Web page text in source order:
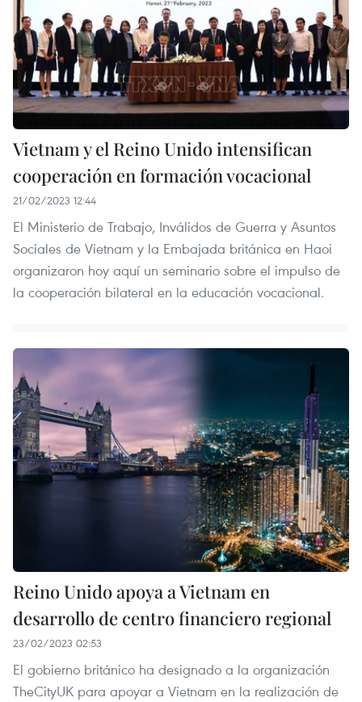
Vietnam y el Reino Unido intensifican
cooperación en formación vocacional
21/02/2023 12:44
El Ministerio de Trabajo, Inválidos de Guerra y Asuntos
Sociales de Vietnam y la Embajada británica en Haoi
organizaron hoy aquí un seminario sobre el impulso de
la cooperación bilateral en la educación vocacional.
Reino Unido apoya a Vietnam en
desarrollo de centro financiero regional
23/02/2023 02:53
El gobierno británico ha designado a la organización
TheCityUK para apoyar a Vietnam en la realización de